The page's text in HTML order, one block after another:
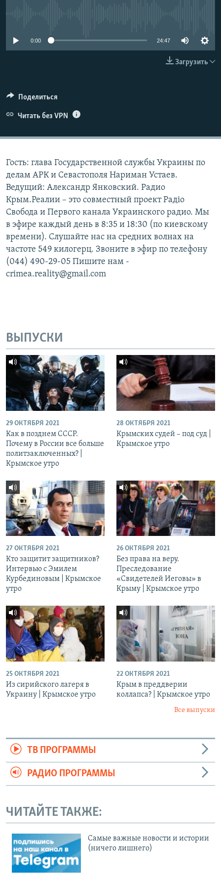
ELIFBE
0:00 24:47
Загрузить
Поделиться
Читать без VPN
Гость: глава Государственной службы Украины по
делам АРК и Севастополя Нариман Устаев.
Ведущий: Александр Янковский. Радио
Крым.Реалии – это совместный проект Радіо
Свобода и Первого канала Украинского радио. Мы
в эфире каждый день в 8:35 и 18:30 (по киевскому
времени). Слушайте нас на средних волнах на
частоте 549 килогерц. Звоните в эфир по телефону
(044) 490-29-05 Пишите нам -
crimea.reality@gmail.com
ВЫПУСКИ
29 ОКТЯБРЯ 2021
Как в позднем СССР.
Почему в России все больше
политзаключенных? |
Крымское утро
28 ОКТЯБРЯ 2021
Крымских судей – под суд |
Крымское утро
27 ОКТЯБРЯ 2021
Кто защитит защитников?
Интервью с Эмилем
Курбединовым | Крымское
утро
26 ОКТЯБРЯ 2021
Без права на веру.
Преследование
«Свидетелей Иеговы» в
Крыму | Крымское утро
25 ОКТЯБРЯ 2021
Из сирийского лагеря в
Украину | Крымское утро
22 ОКТЯБРЯ 2021
Крым в преддверии
коллапса? | Крымское утро
Все выпуски
ТВ ПРОГРАММЫ
РАДИО ПРОГРАММЫ
ЧИТАЙТЕ ТАКЖЕ:
Cамые важные новости и истории
(ничего лишнего)